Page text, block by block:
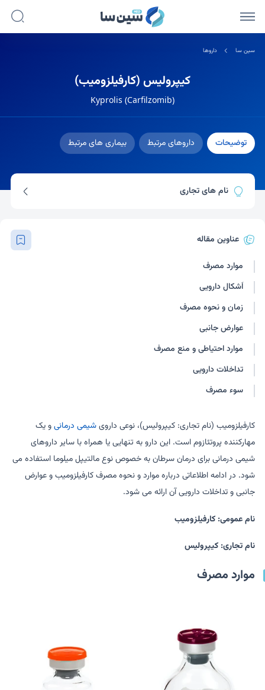
سین سا داروها
کیپرولیس (کارفیلزومیب)
Kyprolis (Carfilzomib)
توضیحات داروهای مرتبط بیماری های مرتبط
نام های تجاری
عناوین مقاله
موارد مصرف
اَشکال دارویی
زمان و نحوه مصرف
عوارض جانبی
موارد احتیاطی و منع مصرف
تداخلات دارویی
سوء مصرف
کارفیلزومیب (نام تجاری: کیپرولیس)، نوعی دارویشیمی درمانیو یک
مهارکننده پروتئازوم است. این دارو به تنهایی یا همراه با سایر داروهای
شیمی درمانی برای درمان سرطان به خصوص نوع مالتیپل میلوما استفاده می
شود. در ادامه اطلاعاتی درباره موارد و نحوه مصرف کارفیلزومیب و عوارض
جانبی و تداخلات دارویی آن ارائه می شود.
نام عمومی: کارفیلزومیب
نام تجاری: کیپرولیس
موارد مصرف